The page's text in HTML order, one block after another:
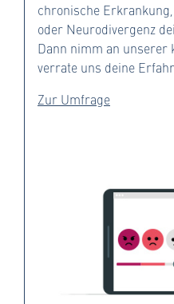
chronische
oder Neurodivergenz
Dann nimm an unserer
verrate uns deine
Zur Umfrage